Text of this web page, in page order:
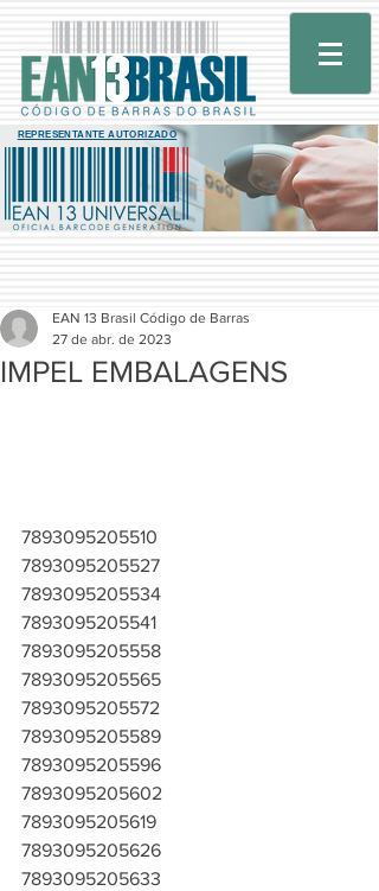
REPRESENTANTE AUTORIZADO
IMPEL EMBALAGENS
EAN 13 Brasil Código de Barras
27 de abr. de 2023
7893095205510
7893095205527
7893095205534
7893095205541
7893095205558
7893095205565
7893095205572
7893095205589
7893095205596
7893095205602
7893095205619
7893095205626
7893095205633